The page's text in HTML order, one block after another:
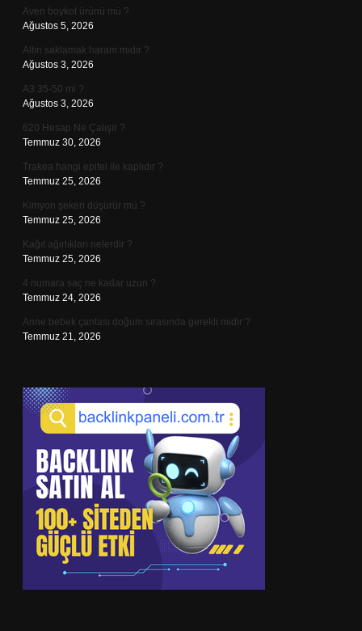
Aven boykot ürünü mü ?
Ağustos 5, 2026
Altın saklamak haram mıdır ?
Ağustos 3, 2026
A3 35-50 mi ?
Ağustos 3, 2026
620 Hesap Ne Çalışır ?
Temmuz 30, 2026
Trakea hangi epitel ile kaplıdır ?
Temmuz 25, 2026
Kimyon şekeri düşürür mü ?
Temmuz 25, 2026
Kağıt ağırlıkları nelerdir ?
Temmuz 25, 2026
4 numara saç ne kadar uzun ?
Temmuz 24, 2026
Anne bebek çantası doğum sırasında gerekli midir ?
Temmuz 21, 2026